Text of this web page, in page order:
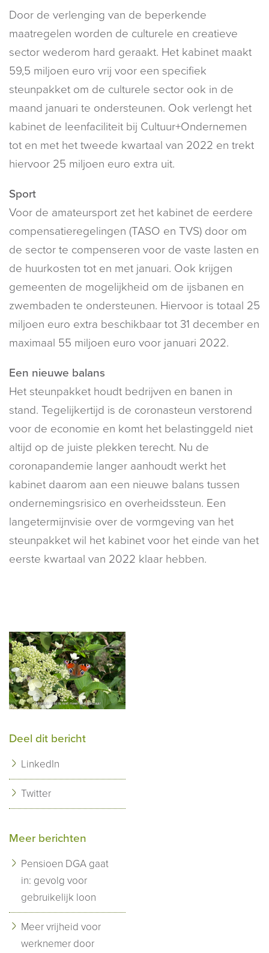
Door de verlenging van de beperkende
maatregelen worden de culturele en creatieve
sector wederom hard geraakt. Het kabinet maakt
59,5 miljoen euro vrij voor een specifiek
steunpakket om de culturele sector ook in de
maand januari te ondersteunen. Ook verlengt het
kabinet de leenfaciliteit bij Cultuur+Ondernemen
tot en met het tweede kwartaal van 2022 en trekt
hiervoor 25 miljoen euro extra uit.
Sport
Voor de amateursport zet het kabinet de eerdere
compensatieregelingen (TASO en TVS) door om
de sector te compenseren voor de vaste lasten en
de huurkosten tot en met januari. Ook krijgen
gemeenten de mogelijkheid om de ijsbanen en
zwembaden te ondersteunen. Hiervoor is totaal 25
miljoen euro extra beschikbaar tot 31 december en
maximaal 55 miljoen euro voor januari 2022.
Een nieuwe balans
Het steunpakket houdt bedrijven en banen in
stand. Tegelijkertijd is de coronasteun verstorend
voor de economie en komt het belastinggeld niet
altijd op de juiste plekken terecht. Nu de
coronapandemie langer aanhoudt werkt het
kabinet daarom aan een nieuwe balans tussen
ondernemingsrisico en overheidssteun. Een
langetermijnvisie over de vormgeving van het
steunpakket wil het kabinet voor het einde van het
eerste kwartaal van 2022 klaar hebben.
Deel dit bericht
LinkedIn
Twitter
Meer berichten
Pensioen DGA gaat
in: gevolg voor
gebruikelijk loon
Meer vrijheid voor
werknemer door